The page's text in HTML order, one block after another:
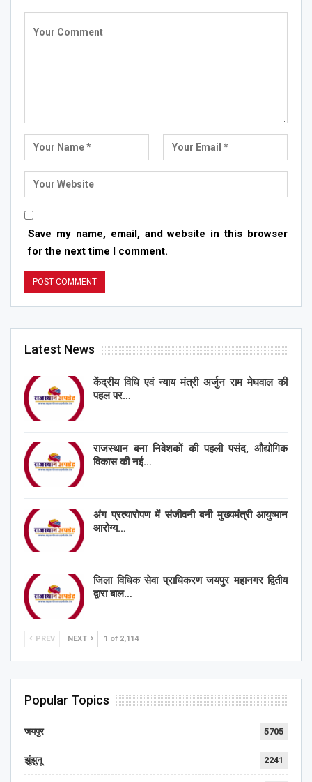
Save my name, email, and website in this browser
for the next time I comment.
Latest News
केंद्रीय विधि एवं न्याय मंत्री अर्जुन राम मेघवाल की
पहल पर…
राजस्थान बना निवेशकों की पहली पसंद, औद्योगिक
विकास की नई…
अंग प्रत्यारोपण में संजीवनी बनी मुख्यमंत्री आयुष्मान
आरोग्य…
जिला विधिक सेवा प्राधिकरण जयपुर महानगर द्वितीय
द्वारा बाल…
PREV NEXT 1 of 2,114
Popular Topics
जयपुर 5705
झुंझुनू 2241